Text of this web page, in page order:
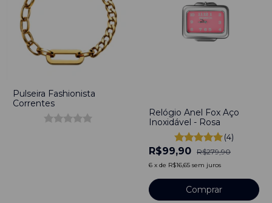
Pulseira Fashionista
Correntes
Relógio Anel Fox Aço
Inoxidável - Rosa
(4)
R$99,90 R$279,90
6 x de R$16,65 sem juros
Comprar